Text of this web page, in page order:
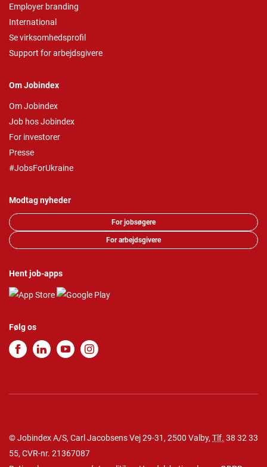
Employer branding
International
Se virksomhedsprofil
Support for arbejdsgivere
Om Jobindex
Om Jobindex
Job hos Jobindex
For investorer
Presse
#JobsForUkraine
Modtag nyheder
For jobsøgere
For arbejdsgivere
Hent job-apps
Følg os
© Jobindex A/S, Carl Jacobsens Vej 29-31, 2500 Valby, Tlf. 38 32 33
55, CVR-nr. 21367087